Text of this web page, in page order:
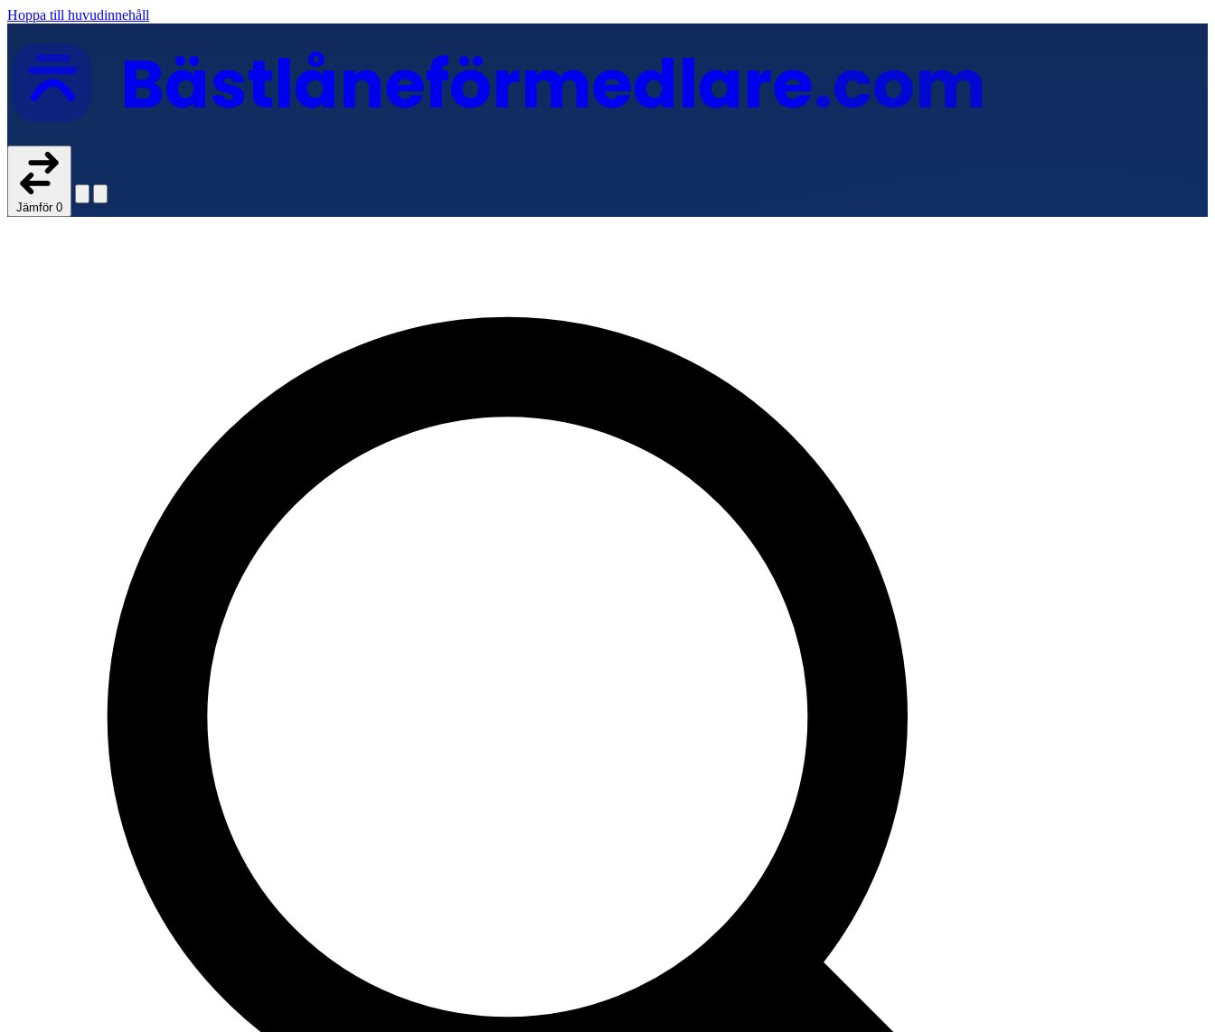
Hoppa till huvudinnehåll
Bästlåneförmedlare.com
Jämför 0